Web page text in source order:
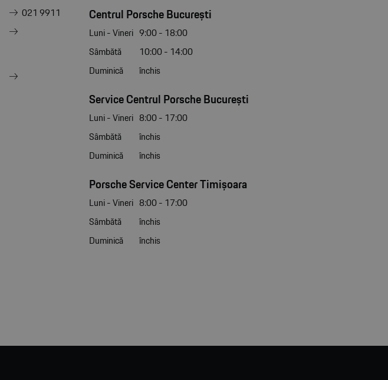
021 9911
Centrul Porsche București
Luni - Vineri 9:00 - 18:00
Sâmbătă
10:00 - 14:00
Duminică
închis
Service Centrul Porsche București
Luni - Vineri 8:00 - 17:00
Sâmbătă
închis
Duminică
închis
Porsche Service Center Timișoara
Luni - Vineri 8:00 - 17:00
Sâmbătă
închis
Duminică
închis